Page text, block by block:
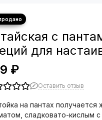
с
для
₽
Оставить отзыв
на пантах
сладковато-кислым